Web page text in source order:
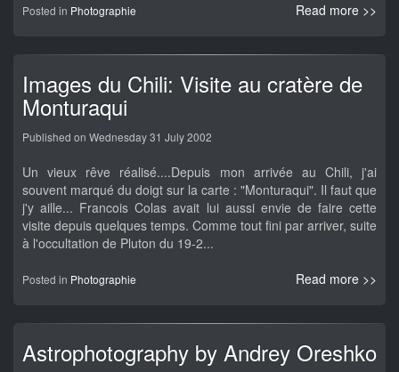
Read more >>
Posted in Photographie
Images du Chili: Visite au cratère de
Monturaqui
Published on Wednesday 31 July 2002
Un vieux rêve réalisé....Depuis mon arrivée au Chili, j'ai
souvent marqué du doigt sur la carte : "Monturaqui". Il faut que
j'y aille... Francois Colas avait lui aussi envie de faire cette
visite depuis quelques temps. Comme tout fini par arriver, suite
à l'occultation de Pluton du 19-2...
Read more >>
Posted in Photographie
Astrophotography by Andrey Oreshko